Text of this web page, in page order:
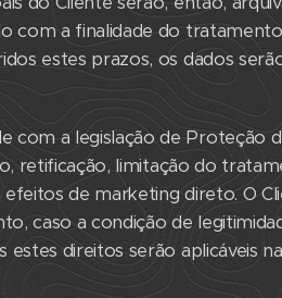
com a finalidade do
estes prazos, os dados
com a legislação de Proteção
retificação, limitação do
de marketing direto. O
caso a condição de
estes direitos serão aplicáveis